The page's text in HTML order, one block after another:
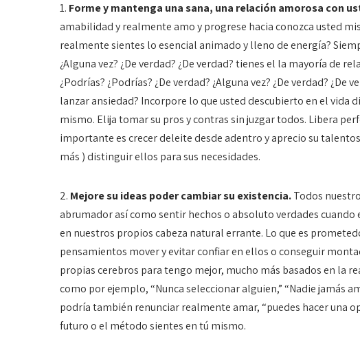
1. Forme y mantenga una sana, una relación amorosa con
amabilidad y realmente amo y progrese hacia conozca usted
realmente sientes lo esencial animado y lleno de energía?
¿Alguna vez? ¿De verdad? ¿De verdad? tienes el la mayoría de
¿Podrías? ¿Podrías? ¿De verdad? ¿Alguna vez? ¿De verdad?
lanzar ansiedad? Incorpore lo que usted descubierto en el vida
mismo. Elija tomar su pros y contras sin juzgar todos. Libera
importante es crecer deleite desde adentro y aprecio su
más ) distinguir ellos para sus necesidades.
2. Mejore su ideas poder cambiar su existencia.Todos
abrumador así como sentir hechos o absoluto verdades
en nuestros propios cabeza natural errante. Lo que es
pensamientos mover y evitar confiar en ellos o conseguir
propias cerebros para tengo mejor, mucho más basados ​​en la
como por ejemplo, “Nunca seleccionar alguien,” “Nadie jamás
podría también renunciar realmente amar, “puedes hacer una
futuro o el método sientes en tú mismo.